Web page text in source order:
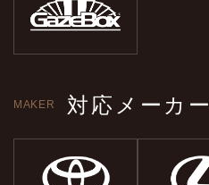
MAKER 対応メーカー